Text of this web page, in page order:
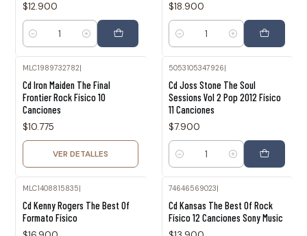
$12.900
Cantidad
$18.900
Cantidad
MLC1989732782|
Cd Iron Maiden The Final
Frontier Rock Físico 10
Canciones
$10.775
VER DETALLES
5053105347926
Cd Joss Stone The Soul
Sessions Vol 2 Pop 2012 Físico
11 Canciones
$7.900
Cantidad
MLC1408815835|
Cd Kenny Rogers The Best Of
Formato Físico
74646569023|
Cd Kansas The Best Of Rock
Físico 12 Canciones Sony Music